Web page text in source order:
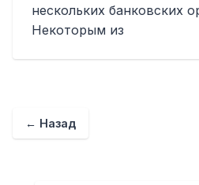
нескольких банковских
Некоторым из
← Назад